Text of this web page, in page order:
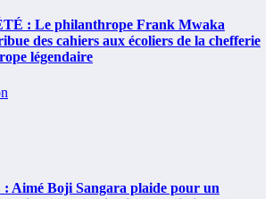
: Le philanthrope Frank Mwaka
des cahiers aux écoliers de la chefferie
légendaire
Aimé Boji Sangara plaide pour un